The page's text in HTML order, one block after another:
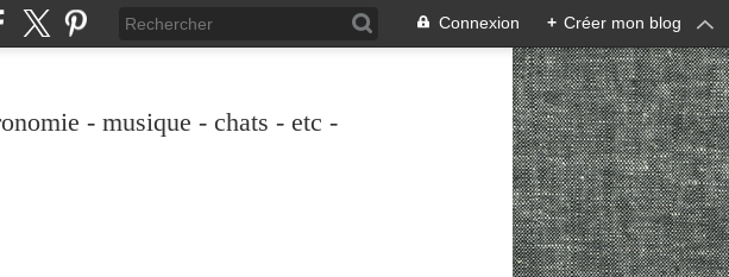
Connexion + Créer mon blog
- musique - chats - etc -